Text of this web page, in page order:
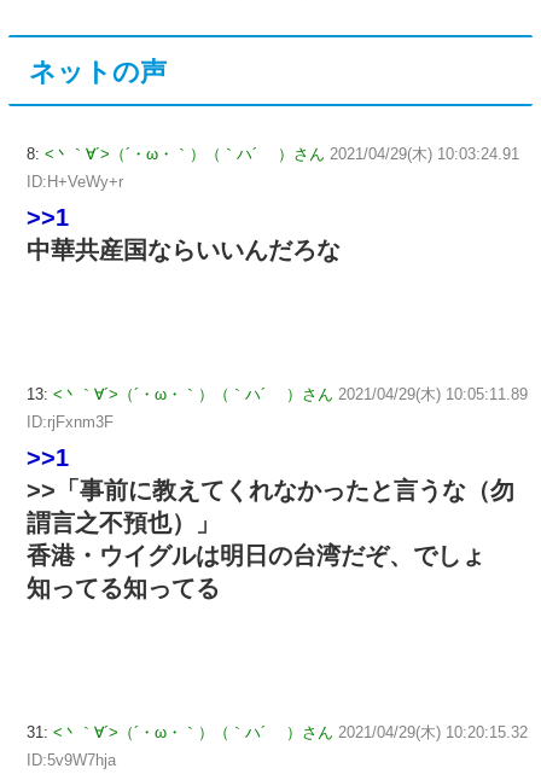
ネットの声
8: <丶｀∀´>（´・ω・｀）（｀ハ´ ）さん 2021/04/29(木) 10:03:24.91
ID:H+VeWy+r
>>1
中華共産国ならいいんだろな
13: <丶｀∀´>（´・ω・｀）（｀ハ´ ）さん 2021/04/29(木) 10:05:11.89
ID:rjFxnm3F
>>1
>>「事前に教えてくれなかったと言うな（勿
謂言之不預也）」
香港・ウイグルは明日の台湾だぞ、でしょ
知ってる知ってる
31: <丶｀∀´>（´・ω・｀）（｀ハ´ ）さん 2021/04/29(木) 10:20:15.32
ID:5v9W7hja